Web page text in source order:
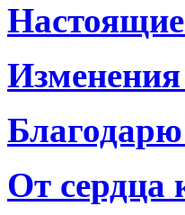
Благодарю
От сердца